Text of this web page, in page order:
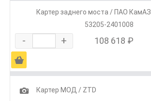
Картер заднего моста / ПАО КамАЗ
53205-2401008
- + 108 618 ₽
Ä
1
Картер МОД / ZTD